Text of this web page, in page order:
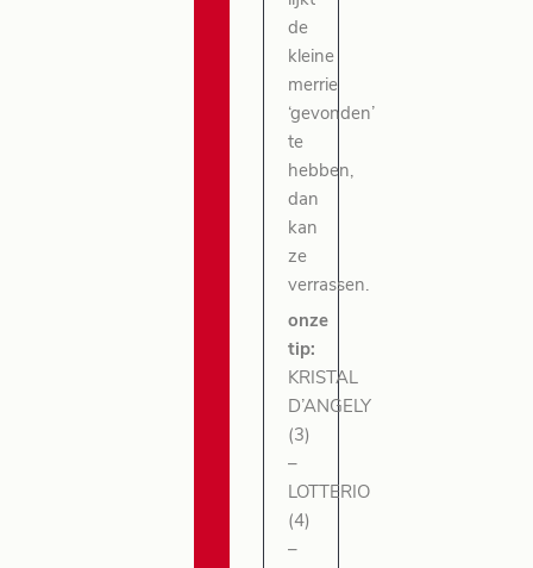
de
kleine
merrie
‘gevonden’
te
hebben,
dan
kan
ze
verrassen.
onze
tip:
KRISTAL
D’ANGELY
(3)
–
LOTTERIO
(4)
–